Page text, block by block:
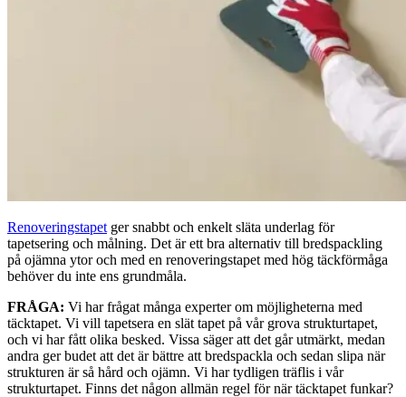
Renoveringstapet ger snabbt och enkelt släta underlag för
tapetsering och målning. Det är ett bra alternativ till bredspackling
på ojämna ytor och med en renoveringstapet med hög täckförmåga
behöver du inte ens grundmåla.
FRÅGA: Vi har frågat många experter om möjligheterna med
täcktapet. Vi vill tapetsera en slät tapet på vår grova strukturtapet,
och vi har fått olika besked. Vissa säger att det går utmärkt, medan
andra ger budet att det är bättre att bredspackla och sedan slipa när
strukturen är så hård och ojämn. Vi har tydligen träflis i vår
strukturtapet. Finns det någon allmän regel för när täcktapet funkar?